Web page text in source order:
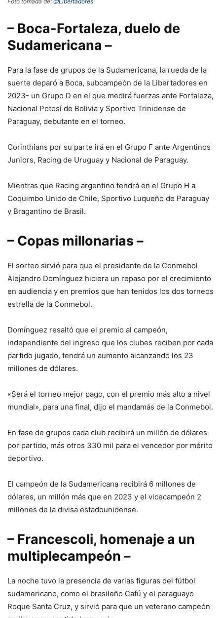
– Boca-Fortaleza, duelo de
Sudamericana –
Para la fase de grupos de la Sudamericana, la rueda de la
suerte deparó a Boca, subcampeón de la Libertadores en
2023- un Grupo D en el que medirá fuerzas ante Fortaleza,
Nacional Potosí de Bolivia y Sportivo Trinidense de
Paraguay, debutante en el torneo.
Corinthians por su parte irá en el Grupo F ante Argentinos
Juniors, Racing de Uruguay y Nacional de Paraguay.
Mientras que Racing argentino tendrá en el Grupo H a
Coquimbo Unido de Chile, Sportivo Luqueño de Paraguay
y Bragantino de Brasil.
– Copas millonarias –
El sorteo sirvió para que el presidente de la Conmebol
Alejandro Domínguez hiciera un repaso por el crecimiento
en audiencia y en premios que han tenidos los dos torneos
estrella de la Conmebol.
Domínguez resaltó que el premio al campeón,
independiente del ingreso que los clubes reciben por cada
partido jugado, tendrá un aumento alcanzando los 23
millones de dólares.
«Será el torneo mejor pago, con el premio más alto a nivel
mundial», para una final, dijo el mandamás de la Conmebol.
En fase de grupos cada club recibirá un millón de dólares
por partido, más otros 330 mil para el vencedor por mérito
deportivo.
El campeón de la Sudamericana recibirá 6 millones de
dólares, un millón más que en 2023 y el vicecampeón 2
millones de la divisa estadounidense.
– Francescoli, homenaje a un
multiplecampeón –
La noche tuvo la presencia de varias figuras del fútbol
sudamericano, como el brasileño Cafú y el paraguayo
Roque Santa Cruz, y sirvió para que un veterano campeón